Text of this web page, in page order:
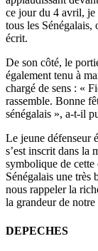
ce jour du 4 avril, je
tous les Sénégalais,
écrit.
De son côté, le
également tenu à
chargé de sens : «
rassemble. Bonne
sénégalais », a-t-il
Le jeune défenseur
s’est inscrit dans la
symbolique de
Sénégalais une très
nous rappeler la
la grandeur de
DEPECHES